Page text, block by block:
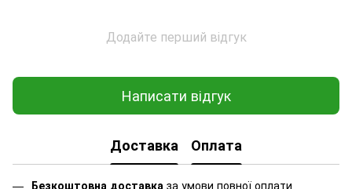
Додайте перший відгук
Написати відгук
Доставка Оплата
Безкоштовна доставка за умови повної оплати